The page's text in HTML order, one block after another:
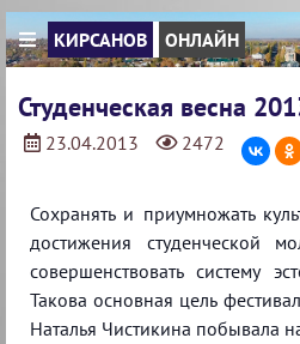
КИРСАНОВ ОНЛАЙН
Студенческая весна
23.04.2013 2472
Сохранять и приумножать
достижения студенческой
совершенствовать систему
Такова основная цель
Наталья Чистикина побывала